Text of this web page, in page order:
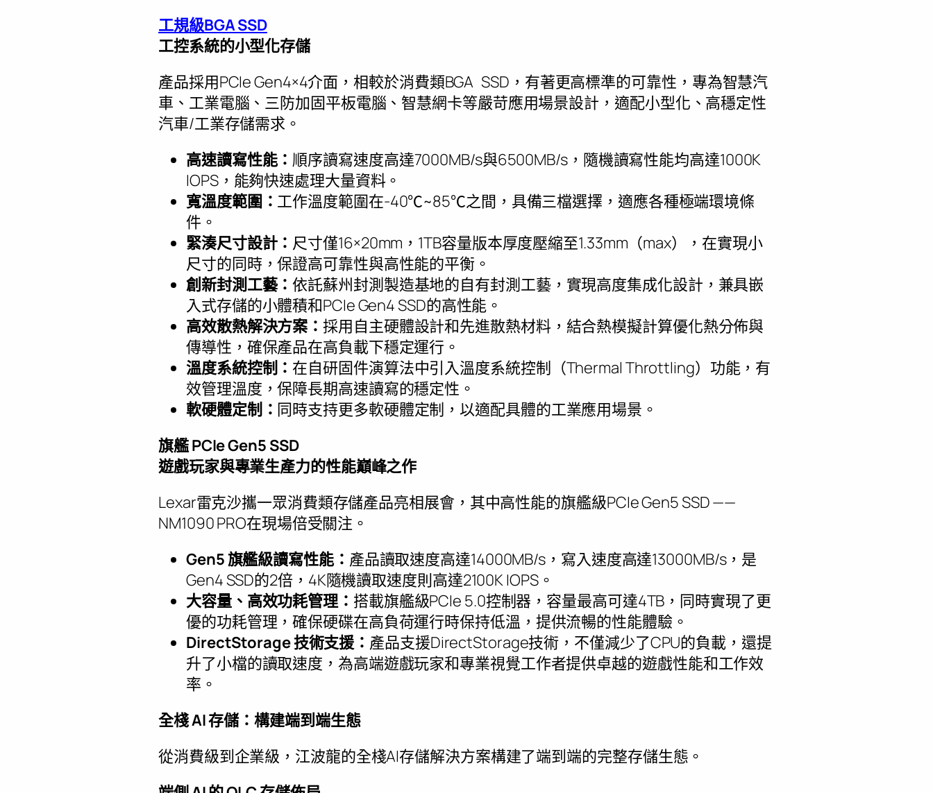
工規級BGA SSD
工控系統的小型化存儲
產品採用PCIe Gen4×4介面，相較於消費類BGA SSD，有著更高標準的可靠性，專為智慧汽
車、工業電腦、三防加固平板電腦、智慧網卡等嚴苛應用場景設計，適配小型化、高穩定性
汽車/工業存儲需求。
高速讀寫性能： 順序讀寫速度高達7000MB/s與6500MB/s，隨機讀寫性能均高達1000K
IOPS，能夠快速處理大量資料。
寬溫度範圍： 工作溫度範圍在-40℃~85℃之間，具備三檔選擇，適應各種極端環境條
件。
緊湊尺寸設計： 尺寸僅16×20mm，1TB容量版本厚度壓縮至1.33mm（max），在實現小
尺寸的同時，保證高可靠性與高性能的平衡。
創新封測工藝：依託蘇州封測製造基地的自有封測工藝，實現高度集成化設計，兼具嵌
入式存儲的小體積和PCIe Gen4 SSD的高性能。
高效散熱解決方案：採用自主硬體設計和先進散熱材料，結合熱模擬計算優化熱分佈與
傳導性，確保產品在高負載下穩定運行。
溫度系統控制： 在自研固件演算法中引入溫度系統控制（Thermal Throttling）功能，有
效管理溫度，保障長期高速讀寫的穩定性。
軟硬體定制： 同時支持更多軟硬體定制，以適配具體的工業應用場景。
旗艦PCIe Gen5 SSD
遊戲玩家與專業生產力的性能巔峰之作
Lexar雷克沙攜一眾消費類存儲產品亮相展會，其中高性能的旗艦級PCIe Gen5 SSD ——
NM1090 PRO在現場倍受關注。
Gen5旗艦級讀寫性能： 產品讀取速度高達14000MB/s，寫入速度高達13000MB/s，是
Gen4 SSD的2倍，4K隨機讀取速度則高達2100K IOPS。
大容量、高效功耗管理： 搭載旗艦級PCIe 5.0控制器，容量最高可達4TB，同時實現了更
優的功耗管理，確保硬碟在高負荷運行時保持低溫，提供流暢的性能體驗。
DirectStorage技術支援： 產品支援DirectStorage技術，不僅減少了CPU的負載，還提
升了小檔的讀取速度，為高端遊戲玩家和專業視覺工作者提供卓越的遊戲性能和工作效
率。
全棧AI存儲：構建端到端生態
從消費級到企業級，江波龍的全棧AI存儲解決方案構建了端到端的完整存儲生態。